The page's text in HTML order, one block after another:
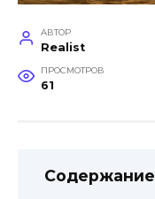
АВТОР
Realist
ПРОСМОТРОВ
61
Содержание